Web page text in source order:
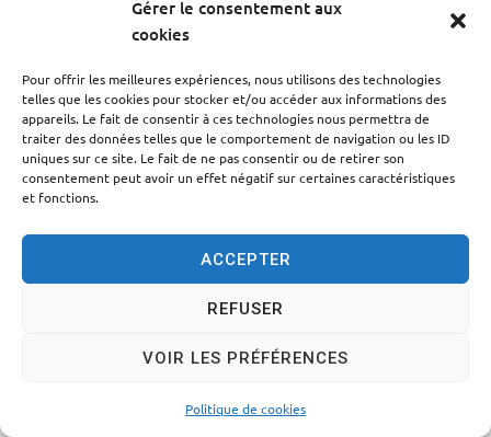
Gérer le consentement aux
cookies
Pour offrir les meilleures expériences, nous utilisons des technologies
telles que les cookies pour stocker et/ou accéder aux informations des
appareils. Le fait de consentir à ces technologies nous permettra de
traiter des données telles que le comportement de navigation ou les ID
uniques sur ce site. Le fait de ne pas consentir ou de retirer son
consentement peut avoir un effet négatif sur certaines caractéristiques
et fonctions.
ACCEPTER
REFUSER
VOIR LES PRÉFÉRENCES
Politique de cookies
Plan du siteTraitement des données personnelles
© 2024 - Propulsé par Utopia